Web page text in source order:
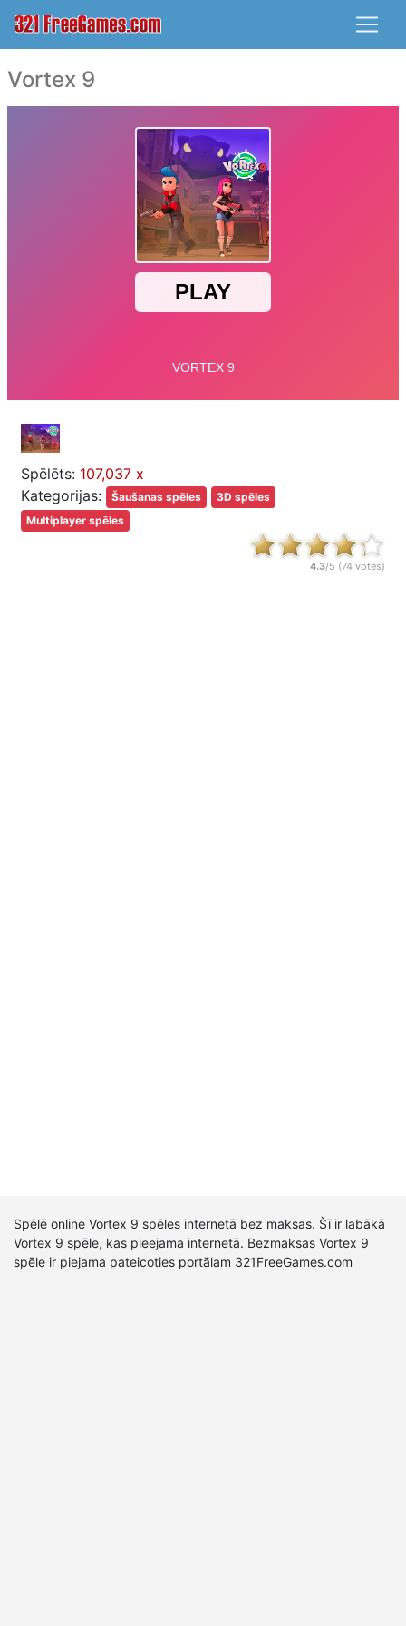
Vortex 9
Spēlēts: 107,037 x
Kategorijas:
Šaušanas spēles
3D spēles
Multiplayer spēles
4.3/5 (74 votes)
Spēlē online Vortex 9 spēles internetā bez maksas. Šī ir labākā
Vortex 9 spēle, kas pieejama internetā. Bezmaksas Vortex 9
spēle ir piejama pateicoties portālam 321FreeGames.com